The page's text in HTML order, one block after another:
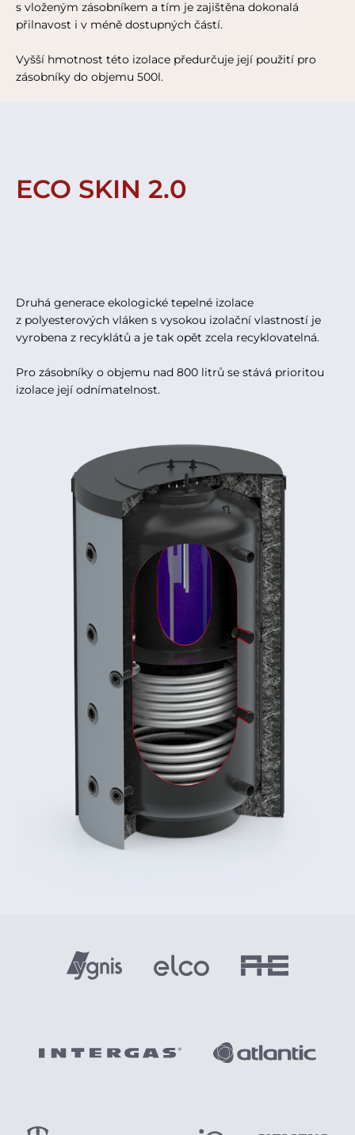
s vloženým zásobníkem a tím je zajištěna dokonalá
přilnavost i v méně dostupných částí.
Vyšší hmotnost této izolace předurčuje její použití pro
zásobníky do objemu 500l.
ECO SKIN 2.0
Druhá generace ekologické tepelné izolace
z polyesterových vláken s vysokou izolační vlastností je
vyrobena z recyklátů a je tak opět zcela recyklovatelná.
Pro zásobníky o objemu nad 800 litrů se stává prioritou
izolace její odnímatelnost.